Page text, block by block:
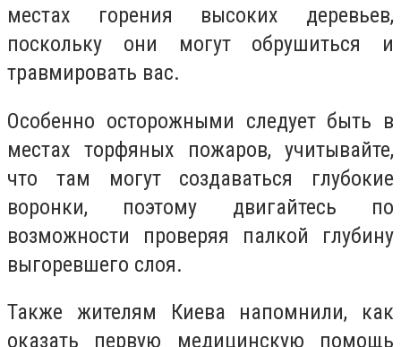
местах горения высоких деревьев,
поскольку они могут обрушиться и
травмировать вас.
Особенно осторожными следует быть в
местах торфяных пожаров, учитывайте,
что там могут создаваться глубокие
воронки, поэтому двигайтесь по
возможности проверяя палкой глубину
выгоревшего слоя.
Также жителям Киева напомнили, как
оказать первую медицинскую помощь